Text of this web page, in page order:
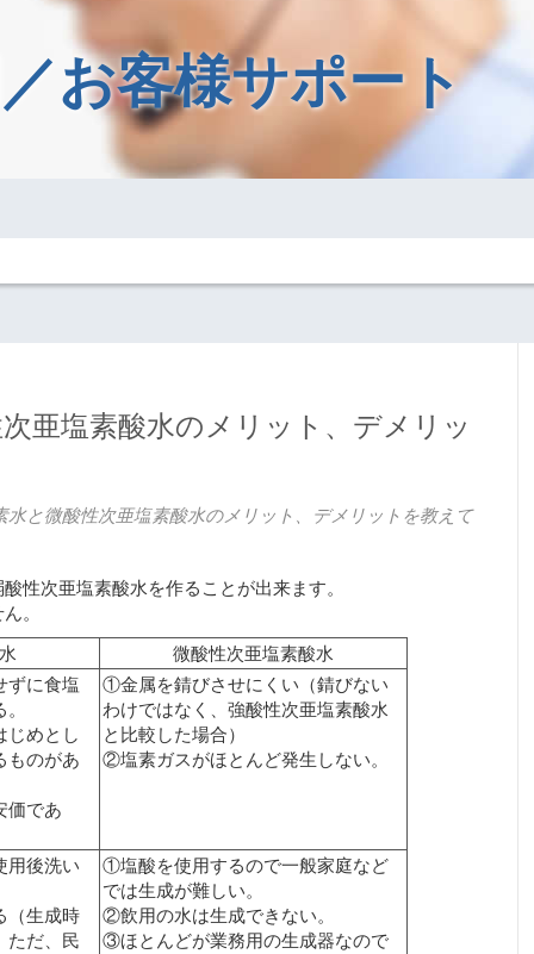
お客様サポート
亜塩素酸水のメリット、デメリッ
水と微酸性次亜塩素酸水のメリット、デメリットを教えて
性次亜塩素酸水を作ることが出来ます。
。
微酸性次亜塩素酸水
ずに食塩
めとし
ものがあ
価であ
①金属を錆びさせにくい（錆びない
わけではなく、強酸性次亜塩素酸水
と比較した場合）
②塩素ガスがほとんど発生しない。
用後洗い
（生成時
ただ、民
①塩酸を使用するので一般家庭など
では生成が難しい。
②飲用の水は生成できない。
③ほとんどが業務用の生成器なので